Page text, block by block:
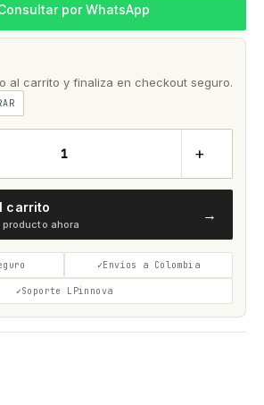
por WhatsApp
al carrito y finaliza en checkout seguro.
+
carrito
ahora
→
Envíos a Colombia
Soporte LPinnova